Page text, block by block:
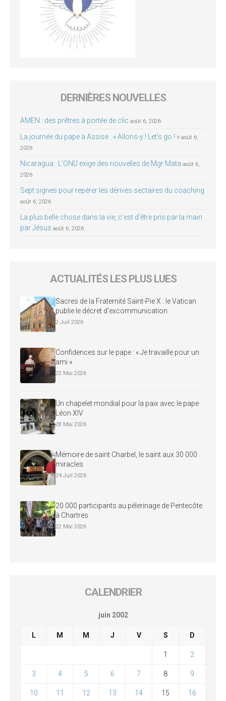
DERNIÈRES NOUVELLES
AMEN : des prêtres à portée de clic août 6, 2026
La journée du pape à Assise : « Allons-y ! Let’s go ! » août 6,
2026
Nicaragua : L’ONU exige des nouvelles de Mgr Mata août 6,
2026
Sept signes pour repérer les dérives sectaires du coaching
août 6, 2026
La plus belle chose dans la vie, c’est d’être pris par la main
par Jésus août 6, 2026
ACTUALITÉS LES PLUS LUES
Sacres de la Fraternité Saint-Pie X : le Vatican
publie le décret d’excommunication
2 Juil 2026
Confidences sur le pape : « Je travaille pour un
ami »
22 Mai 2026
Un chapelet mondial pour la paix avec le pape
Léon XIV
28 Mai 2026
Mémoire de saint Charbel, le saint aux 30 000
miracles
24 Juil 2026
20 000 participants au pèlerinage de Pentecôte
à Chartres
22 Mai 2026
CALENDRIER
juin 2002
L M M J V S D
1 2
3 4 5 6 7 8 9
10 11 12 13 14 15 16